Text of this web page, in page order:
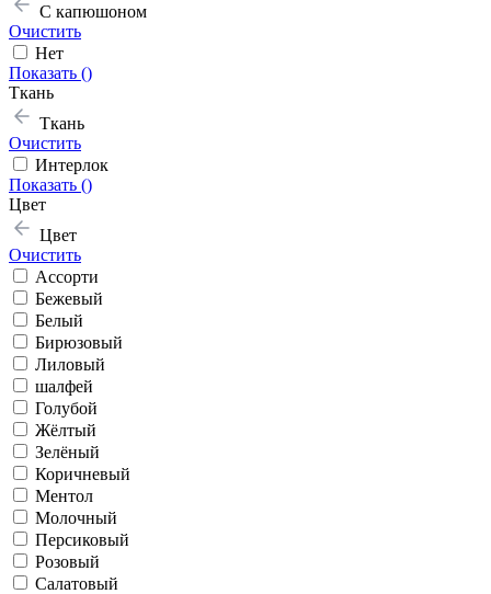
С капюшоном
Очистить
Нет
Показать ()
Ткань
Ткань
Очистить
Интерлок
Показать ()
Цвет
Цвет
Очистить
Ассорти
Бежевый
Белый
Бирюзовый
Лиловый
шалфей
Голубой
Жёлтый
Зелёный
Коричневый
Ментол
Молочный
Персиковый
Розовый
Салатовый